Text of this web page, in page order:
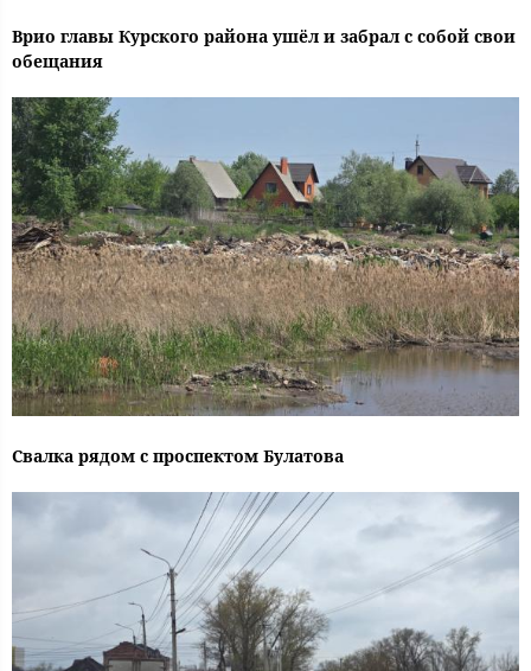
Врио главы Курского района ушёл и забрал с собой свои
обещания
Свалка рядом с проспектом Булатова